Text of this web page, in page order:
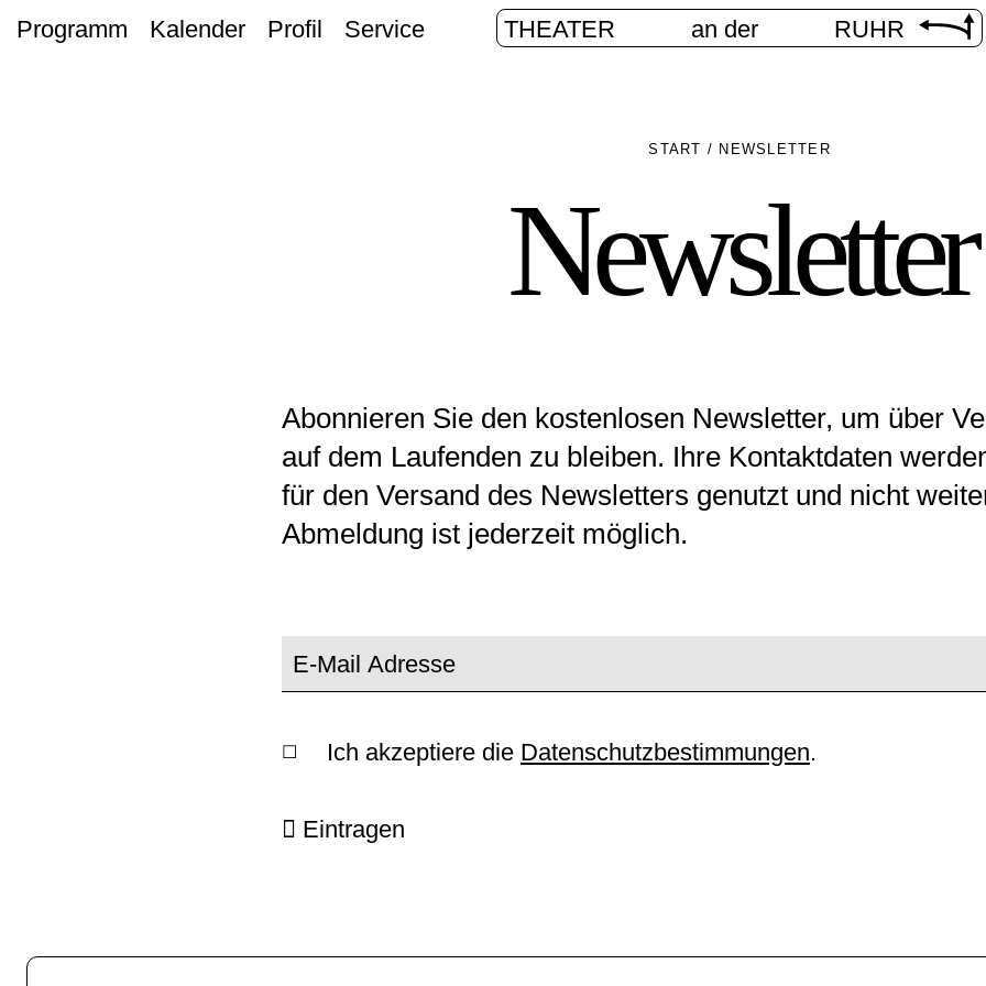
Programm Kalender Profil Service THEATER an der RUHR
START / NEWSLETTER
Newsletter
Abonnieren Sie den kostenlosen Newsletter, um über
auf dem Laufenden zu bleiben. Ihre Kontaktdaten
für den Versand des Newsletters genutzt und nicht
Abmeldung ist jederzeit möglich.
Ich akzeptiere die Datenschutzbestimmungen.
Eintragen